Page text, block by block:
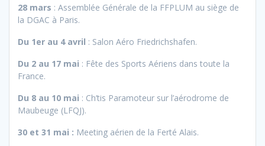
28 mars : Assemblée Générale de la FFPLUM au siège de
la DGAC à Paris.
Du 1er au 4 avril : Salon Aéro Friedrichshafen.
Du 2 au 17 mai : Fête des Sports Aériens dans toute la
France.
Du 8 au 10 mai : Ch’tis Paramoteur sur l’aérodrome de
Maubeuge (LFQJ).
30 et 31 mai : Meeting aérien de la Ferté Alais.